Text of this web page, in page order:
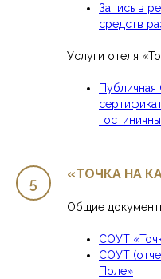
Запись в
средств
Услуги отеля
«ТОЧКА НА
Общие
СОУТ
СОУТ
Поле»